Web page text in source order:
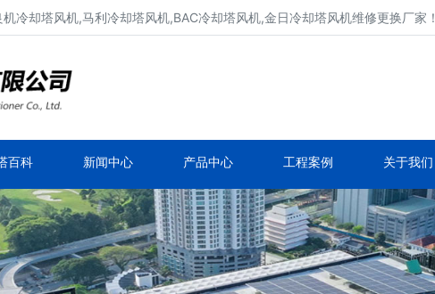
冷却塔风机,马利冷却塔风机,BAC冷却塔风机,金日冷却塔风机维修更换厂家！
百科 新闻中心 产品中心 工程案例 关于我们